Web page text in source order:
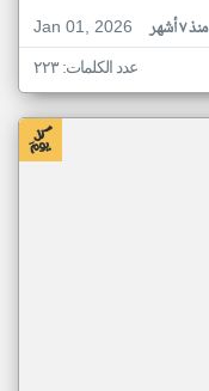
Jan 01, 2026
منذ ٧ أشهر
عدد الكلمات: ٢٢٣